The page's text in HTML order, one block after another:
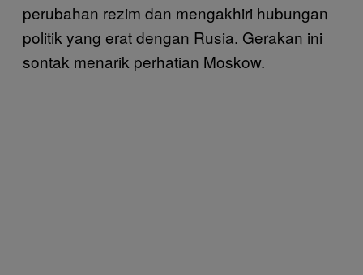
perubahan rezim dan mengakhiri hubungan
politik yang erat dengan Rusia. Gerakan ini
sontak menarik perhatian Moskow.